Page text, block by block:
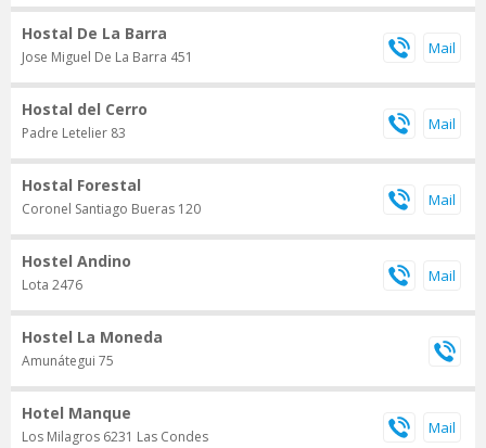
Hostal De La Barra
Jose Miguel De La Barra 451
Hostal del Cerro
Padre Letelier 83
Hostal Forestal
Coronel Santiago Bueras 120
Hostel Andino
Lota 2476
Hostel La Moneda
Amunátegui 75
Hotel Manque
Los Milagros 6231 Las Condes